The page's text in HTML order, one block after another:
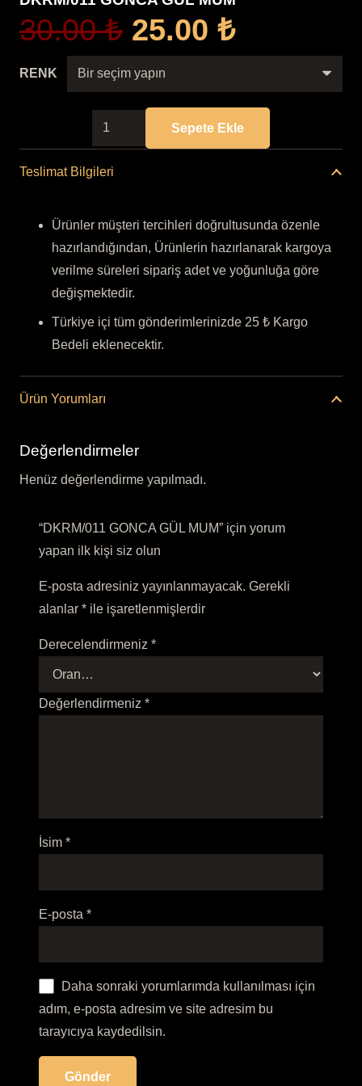
30.00₺ Orijinal
fiyat:
30.00 ₺.
25.00 ₺Şu
andaki
25.00 ₺.
RENK
DKRM/011
GÜL
Sepete Ekle
Teslimat Bilgileri
Ürünler müşteri tercihleri doğrultusunda özenle
hazırlandığından, Ürünlerin hazırlanarak kargoya
verilme süreleri sipariş adet ve yoğunluğa göre
değişmektedir.
Türkiye içi tüm gönderimlerinizde 25 ₺ Kargo
Bedeli eklenecektir.
Ürün Yorumları
Değerlendirmeler
Henüz değerlendirme yapılmadı.
“DKRM/011 GONCA GÜL MUM” için yorum
yapan ilk kişi siz olun
E-posta adresiniz yayınlanmayacak. Gerekli
alanlar * ile işaretlenmişlerdir
Derecelendirmeniz *
Değerlendirmeniz *
İsim *
E-posta *
Daha sonraki yorumlarımda kullanılması için
adım, e-posta adresim ve site adresim bu
tarayıcıya kaydedilsin.